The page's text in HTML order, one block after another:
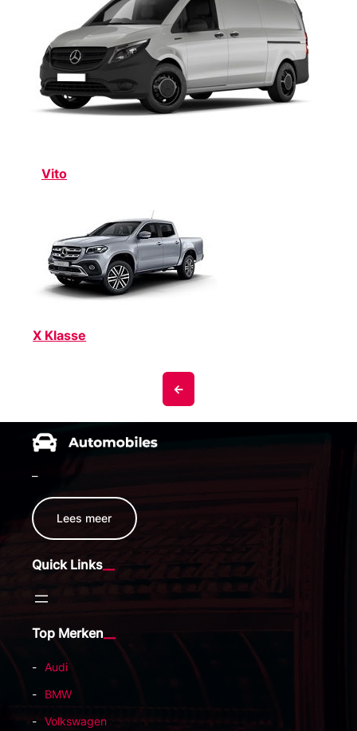
Vito
X Klasse
<-
–
Lees meer
Quick Links
Top Merken
Audi
BMW
Volkswagen